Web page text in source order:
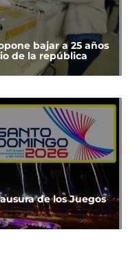
bajar a 25 años
de la república
de los Juegos